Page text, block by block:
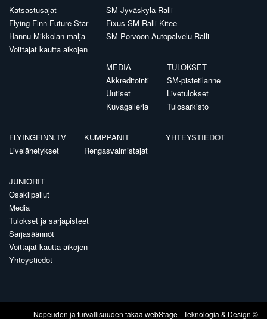
Katsastusajat
Flying Finn Future Star
Hannu Mikkolan malja
Voittajat kautta aikojen
SM Jyväskylä Ralli
Fixus SM Ralli Kitee
SM Porvoon Autopalvelu Ralli
MEDIA
Akkreditointi
Uutiset
Kuvagalleria
TULOKSET
SM-pistetilanne
Livetulokset
Tulosarkisto
FLYINGFINN.TV
Livelähetykset
KUMPPANIT
Rengasvalmistajat
YHTEYSTIEDOT
JUNIORIT
Osakilpailut
Media
Tulokset ja sarjapisteet
Sarjasäännöt
Voittajat kautta aikojen
Yhteystiedot
Nopeuden ja turvallisuuden takaawebStage- Teknologia & Design ©